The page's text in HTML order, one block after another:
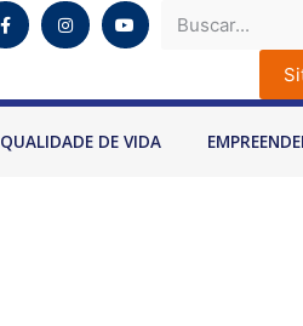
QUALIDADE DE VIDA